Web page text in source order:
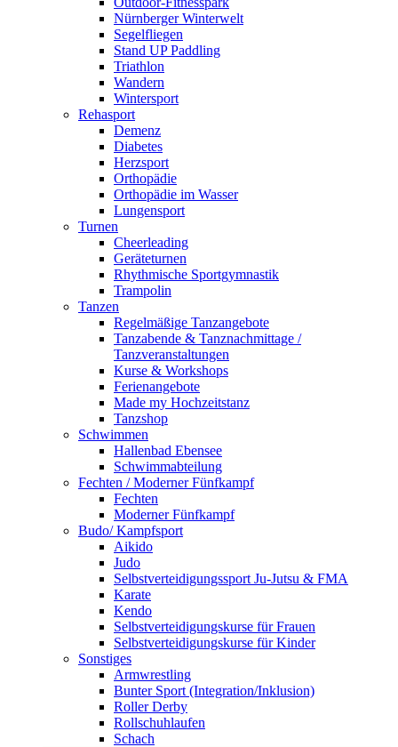
Nürnberger Winterwelt
Segelfliegen
Stand UP Paddling
Triathlon
Wandern
Wintersport
Rehasport
Demenz
Diabetes
Herzsport
Orthopädie
Orthopädie im Wasser
Lungensport
Turnen
Cheerleading
Geräteturnen
Rhythmische Sportgymnastik
Trampolin
Tanzen
Regelmäßige Tanzangebote
Tanzabende & Tanznachmittage /
Tanzveranstaltungen
Kurse & Workshops
Ferienangebote
Made my Hochzeitstanz
Tanzshop
Schwimmen
Hallenbad Ebensee
Schwimmabteilung
Fechten / Moderner Fünfkampf
Fechten
Moderner Fünfkampf
Budo/ Kampfsport
Aikido
Judo
Selbstverteidigungssport Ju-Jutsu & FMA
Karate
Kendo
Selbstverteidigungskurse für Frauen
Selbstverteidigungskurse für Kinder
Sonstiges
Armwrestling
Bunter Sport (Integration/Inklusion)
Roller Derby
Rollschuhlaufen
Schach